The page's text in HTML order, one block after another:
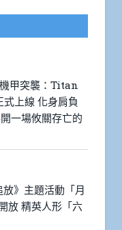
甲突襲：Titan
上線 化身肩負
一場攸關存亡的
放》主題活動「月
放 精英人形「六